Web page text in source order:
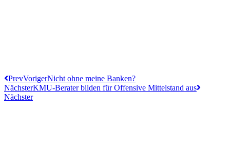
PrevVorigerNicht ohne meine Banken?
NächsterKMU-Berater bilden für Offensive Mittelstand aus
Nächster